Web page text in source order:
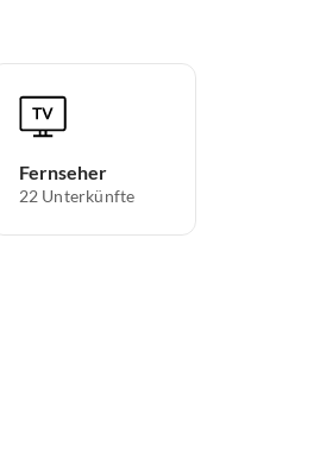
Fernseher
22 Unterkünfte